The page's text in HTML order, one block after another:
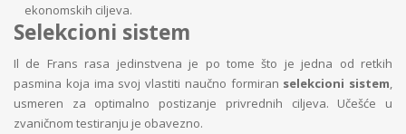
ekonomskih ciljeva.
Selekcioni sistem
Il de Frans rasa jedinstvena je po tome što je jedna od retkih
pasmina koja ima svoj vlastiti naučno formiran selekcioni sistem,
usmeren za optimalno postizanje privrednih ciljeva. Učešće u
zvaničnom testiranju je obavezno.